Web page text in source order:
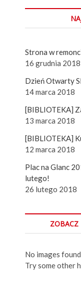
Strona w
16 grudnia 2018
Dzień Otwarty
14 marca 2018
[BIBLIOTEKA]
13 marca 2018
[BIBLIOTEKA]
12 marca 2018
Plac na Glanc
lutego!
26 lutego 2018
ZOBACZ
No images
Try some other